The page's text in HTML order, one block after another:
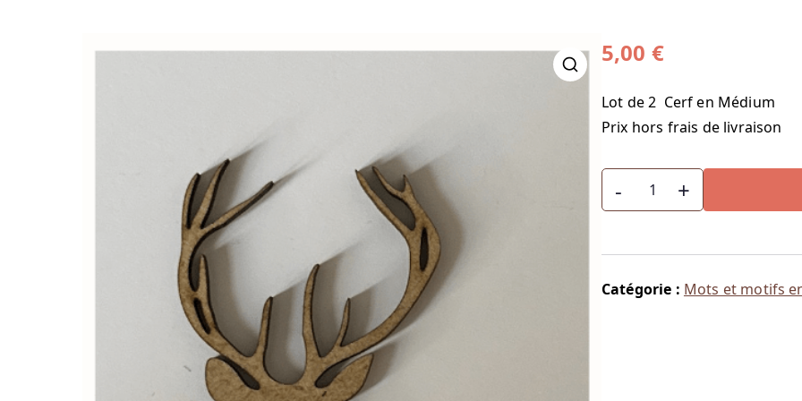
5,00 €
Lot de 2 Cerf en Médium
Prix hors frais de livraison
-
quantité
de
+
Catégorie : Mots et motifs